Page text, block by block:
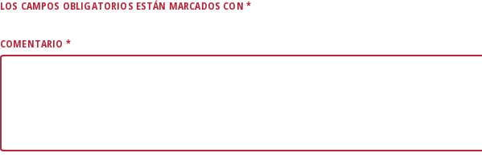
LOS CAMPOS OBLIGATORIOS ESTÁN MARCADOS CON *
COMENTARIO *